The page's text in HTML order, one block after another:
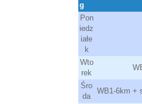
g
Pon
iedz
iałe
k
Wto
rek
Śro
da
WB1-6km +